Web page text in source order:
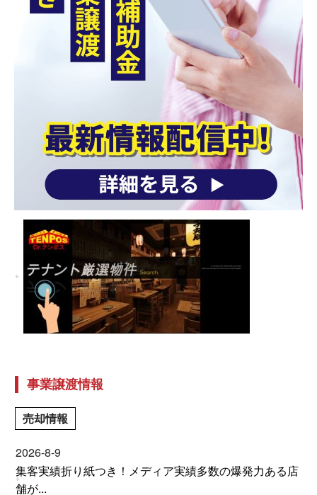
事業譲渡情報
売却情報
2026-8-9
集客実績折り紙つき！メディア実績多数の爆発力ある店
舗が...